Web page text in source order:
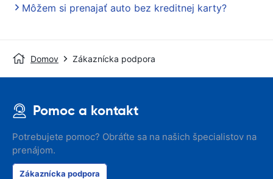
Môžem si prenajať auto bez kreditnej karty?
Domov Zákaznícka podpora
Pomoc a kontakt
Potrebujete pomoc? Obráťte sa na našich špecialistov na
prenájom.
Zákaznícka podpora